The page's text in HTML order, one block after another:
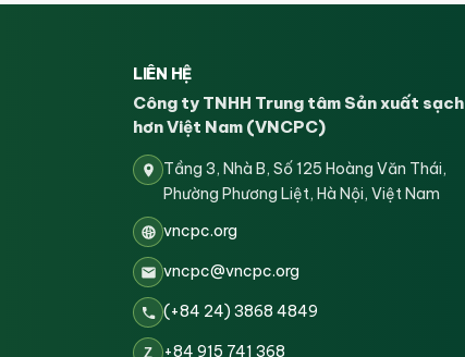
LIÊN HỆ
Công ty TNHH Trung tâm Sản xuất sạch
hơn Việt Nam (VNCPC)
Tầng 3, Nhà B, Số 125 Hoàng Văn Thái,
Phường Phương Liệt, Hà Nội, Việt Nam
vncpc.org
vncpc@vncpc.org
(+84 24) 3868 4849
Z +84 915 741 368